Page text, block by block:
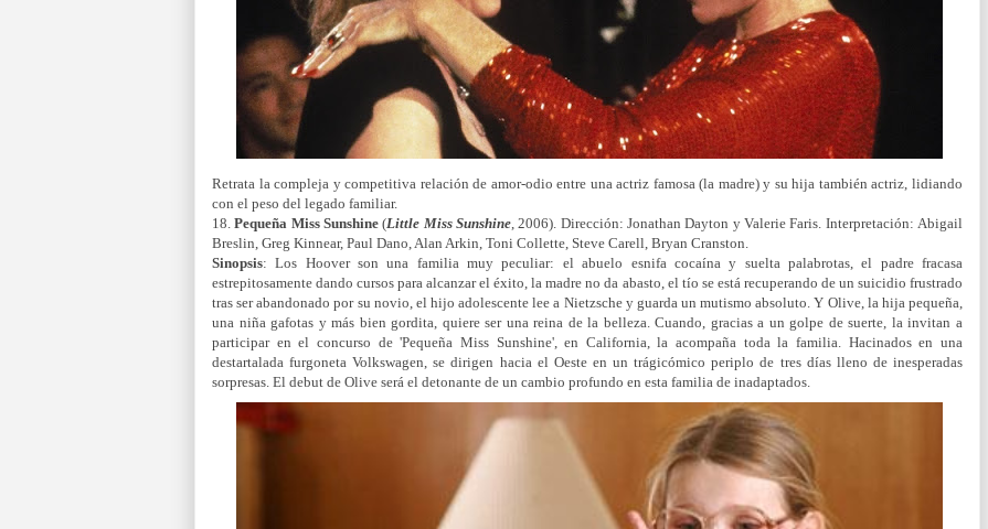
Retrata la compleja y competitiva relación de amor-odio entre una actriz famosa (la madre) y su hija también actriz, lidiando
con el peso del legado familiar.
18. Pequeña Miss Sunshine(Little Miss Sunshine , 2006). Dirección: Jonathan Dayton y Valerie Faris. Interpretación: Abigail
Breslin, Greg Kinnear, Paul Dano, Alan Arkin, Toni Collette, Steve Carell, Bryan Cranston.
Sinopsis: Los Hoover son una familia muy peculiar: el abuelo esnifa cocaína y suelta palabrotas, el padre fracasa
estrepitosamente dando cursos para alcanzar el éxito, la madre no da abasto, el tío se está recuperando de un suicidio frustrado
tras ser abandonado por su novio, el hijo adolescente lee a Nietzsche y guarda un mutismo absoluto. Y Olive, la hija pequeña,
una niña gafotas y más bien gordita, quiere ser una reina de la belleza. Cuando, gracias a un golpe de suerte, la invitan a
participar en el concurso de 'Pequeña Miss Sunshine', en California, la acompaña toda la familia. Hacinados en una
destartalada furgoneta Volkswagen, se dirigen hacia el Oeste en un trágicómico periplo de tres días lleno de inesperadas
sorpresas. El debut de Olive será el detonante de un cambio profundo en esta familia de inadaptados.